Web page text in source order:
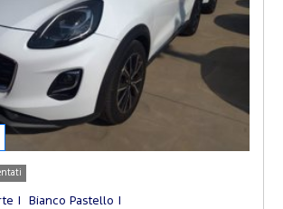
Bianco Pastello